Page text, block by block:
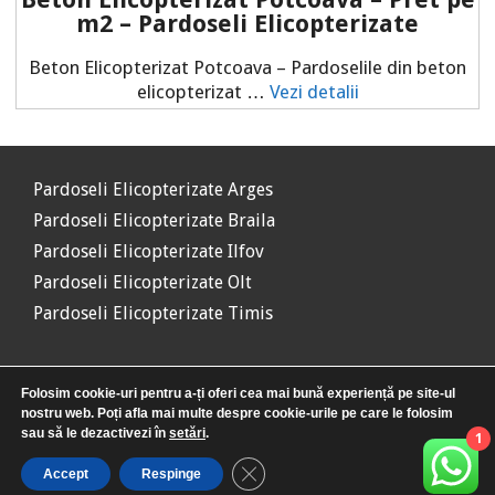
m2 – Pardoseli Elicopterizate
Beton Elicopterizat Potcoava – Pardoselile din beton
elicopterizat … Vezi detalii
Pardoseli Elicopterizate Arges
Pardoseli Elicopterizate Braila
Pardoseli Elicopterizate Ilfov
Pardoseli Elicopterizate Olt
Pardoseli Elicopterizate Timis
© 2026 www.beton-elicopterizat.info
• Toate drepturile
rezervate.
Folosim cookie-uri pentru a-ți oferi cea mai bună experiență pe site-ul
nostru web. Poți afla mai multe despre cookie-urile pe care le folosim
sau să le dezactivezi în setări.
Accept Respinge Close GDPR Cookie Banner
1